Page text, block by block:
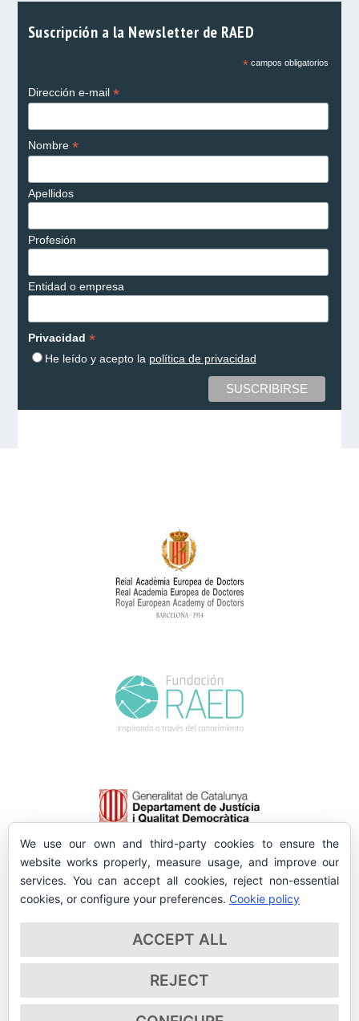
Suscripción a la Newsletter de RAED
*campos obligatorios
Dirección e-mail *
Nombre *
Apellidos
Profesión
Entidad o empresa
Privacidad *
He leído y acepto la política de privacidad
We use our own and third-party cookies to ensure the
website works properly, measure usage, and improve our
services. You can accept all cookies, reject non-essential
cookies, or configure your preferences. Cookie policy
ACCEPT ALL
REJECT